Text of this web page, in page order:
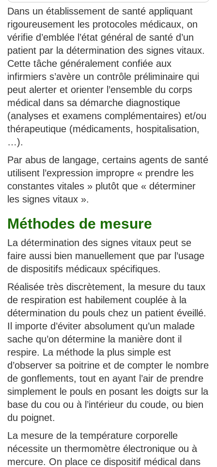
Dans un établissement de santé appliquant
rigoureusement les protocoles médicaux, on
vérifie d’emblée l’état général de santé d’un
patient par la détermination des signes vitaux.
Cette tâche généralement confiée aux
infirmiers s’avère un contrôle préliminaire qui
peut alerter et orienter l’ensemble du corps
médical dans sa démarche diagnostique
(analyses et examens complémentaires) et/ou
thérapeutique (médicaments, hospitalisation,
…).
Par abus de langage, certains agents de santé
utilisent l’expression impropre « prendre les
constantes vitales » plutôt que « déterminer
les signes vitaux ».
Méthodes de mesure
La détermination des signes vitaux peut se
faire aussi bien manuellement que par l’usage
de dispositifs médicaux spécifiques.
Réalisée très discrètement, la mesure du taux
de respiration est habilement couplée à la
détermination du pouls chez un patient éveillé.
Il importe d’éviter absolument qu’un malade
sache qu’on détermine la manière dont il
respire. La méthode la plus simple est
d’observer sa poitrine et de compter le nombre
de gonflements, tout en ayant l’air de prendre
simplement le pouls en posant les doigts sur la
base du cou ou à l’intérieur du coude, ou bien
du poignet.
La mesure de la température corporelle
nécessite un thermomètre électronique ou à
mercure. On place ce dispositif médical dans